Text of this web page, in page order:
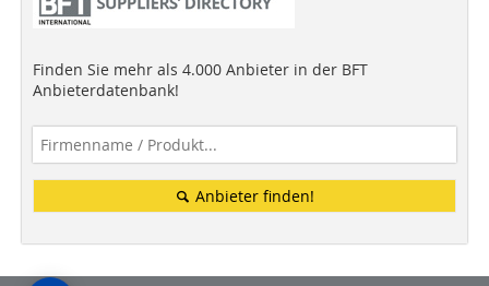
Finden Sie mehr als 4.000 Anbieter in der BFT
Anbieterdatenbank!
Anbieter finden!